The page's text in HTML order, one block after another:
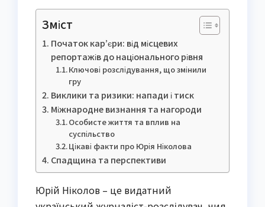
Зміст
Початок кар’єри: від місцевих
репортажів до національного рівня
Ключові розслідування, що змінили
гру
Виклики та ризики: напади і тиск
Міжнародне визнання та нагороди
Особисте життя та вплив на
суспільство
Цікаві факти про Юрія Ніколова
Спадщина та перспективи
Юрій Ніколов – це видатний